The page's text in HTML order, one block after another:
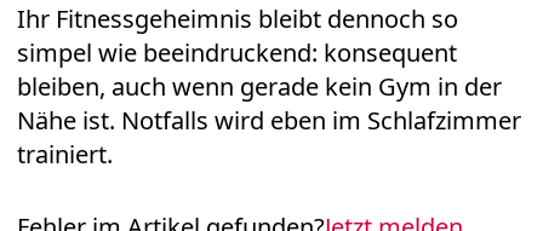
Ihr Fitnessgeheimnis bleibt dennoch so
simpel wie beeindruckend: konsequent
bleiben, auch wenn gerade kein Gym in der
Nähe ist. Notfalls wird eben im Schlafzimmer
trainiert.